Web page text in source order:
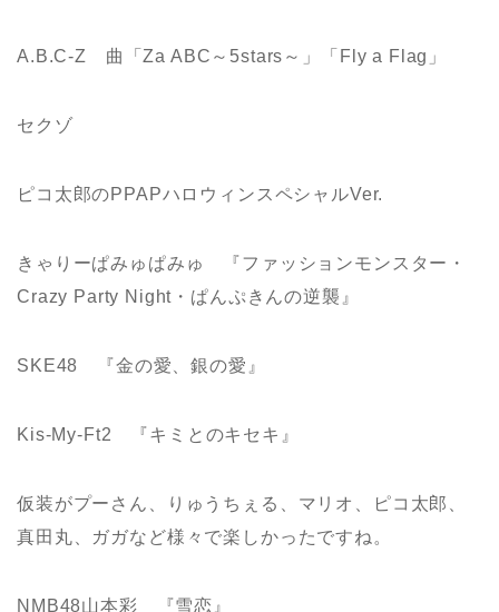
A.B.C-Z 曲「Za ABC～5stars～」「Fly a Flag」
セクゾ
ピコ太郎のPPAPハロウィンスペシャルVer.
きゃりーぱみゅぱみゅ 『ファッションモンスター・
Crazy Party Night・ぱんぷきんの逆襲』
SKE48 『金の愛、銀の愛』
Kis-My-Ft2 『キミとのキセキ』
仮装がプーさん、りゅうちぇる、マリオ、ピコ太郎、
真田丸、ガガなど様々で楽しかったですね。
NMB48山本彩 『雪恋』